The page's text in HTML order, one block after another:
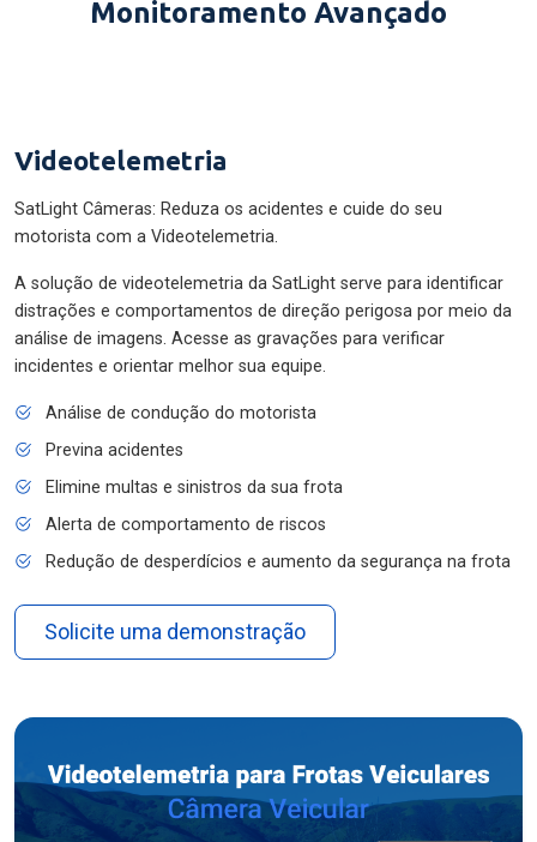
Monitoramento Avançado
Videotelemetria
SatLight Câmeras: Reduza os acidentes e cuide do seu
motorista com a Videotelemetria.
A solução de videotelemetria da SatLight serve para identificar
distrações e comportamentos de direção perigosa por meio da
análise de imagens. Acesse as gravações para verificar
incidentes e orientar melhor sua equipe.
Análise de condução do motorista
Previna acidentes
Elimine multas e sinistros da sua frota
Alerta de comportamento de riscos
Redução de desperdícios e aumento da segurança na frota
Solicite uma demonstração